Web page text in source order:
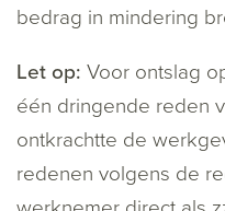
bedrag in mindering
Let op: Voor ontslag
één dringende reden
ontkrachtte de
redenen volgens de